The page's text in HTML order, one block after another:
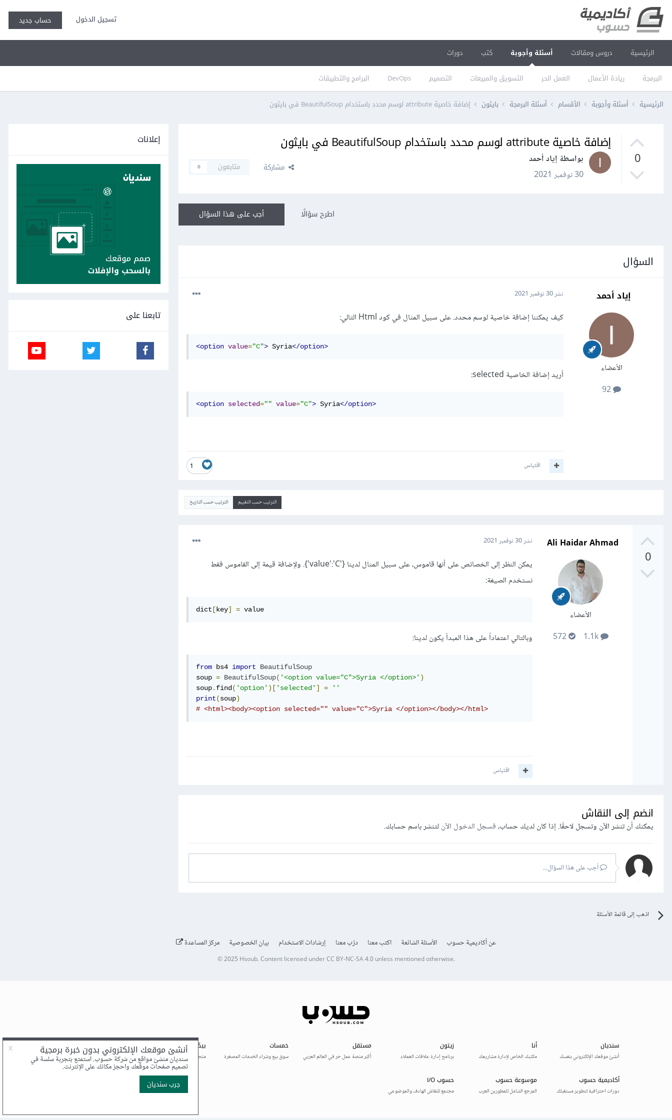
تسجيل الدخول حساب جديد
الرئيسية دروس ومقالات أسئلة وأجوبة
البرمجة ريادة الأعمال العمل الحر التسويق والمبيعات التصميم DevOps البرامج والتطبيقات
كتب دورات
الرئيسية أسئلة وأجوبة الأقسام أسئلة البرمجة بايثون إضافة خاصية attribute لوسم محدد باستخدام BeautifulSoup في بايثون
0
إضافة خاصية attribute لوسم محدد باستخدام BeautifulSoup في بايثون
بواسطة إياد أحمد
30 نوفمبر 2021
مشاركة متابعون 0
أجب على هذا السؤال اطرح سؤالًا
السؤال
إياد أحمد
الأعضاء
نشر30 نوفمبر 2021
كيف يمكننا إضافة خاصية لوسم محدد. على سبيل المثال في كود Html التالي:
<option value="C"> Syria</option>
أريد إضافة الخاصية selected:
<option selected="" value="C"> Syria</option>
1 اقتباس
الترتيب حسب التقييم الترتيب حسب التاريخ
0
Ali Haidar Ahmad
الأعضاء
1.1k
572
نشر30 نوفمبر 2021
يمكن النظر إلى الخصائص على أنها قاموس، على سبيل المثال لدينا {'value':'C'}. ولإضافة قيمة إلى القاموس فقط
نستخدم الصيغة:
dict [key] = value
وبالتالي اعتماداً على هذا المبدأ يكون لدينا:
from bs4 import
BeautifulSoup
soup = BeautifulSoup( '<option value="C">Syria </option>' )
soup. find ( 'option' )[ 'selected' ] =
''
print(soup)
# <html><body><option selected="" value="C">Syria </option></body></html>
اقتباس
انضم إلى النقاش
يمكنك أن تنشر الآن وتسجل لاحقًا. إذا كان لديك حساب،فسجل الدخول الآنلتنشر باسم حسابك.
أجب على هذا السؤال...
اذهب إلى قائمة الأسئلة
إعلانات
تابعنا على
عن أكاديمية حسوب الأسئلة الشائعة اكتب معنا درّب معنا إرشادات الاستخدام بيان الخصوصية مركز المساعدة
© 2025 Hsoub.Content licensed underCC BY-NC-SA 4.0unless mentioned otherwise.